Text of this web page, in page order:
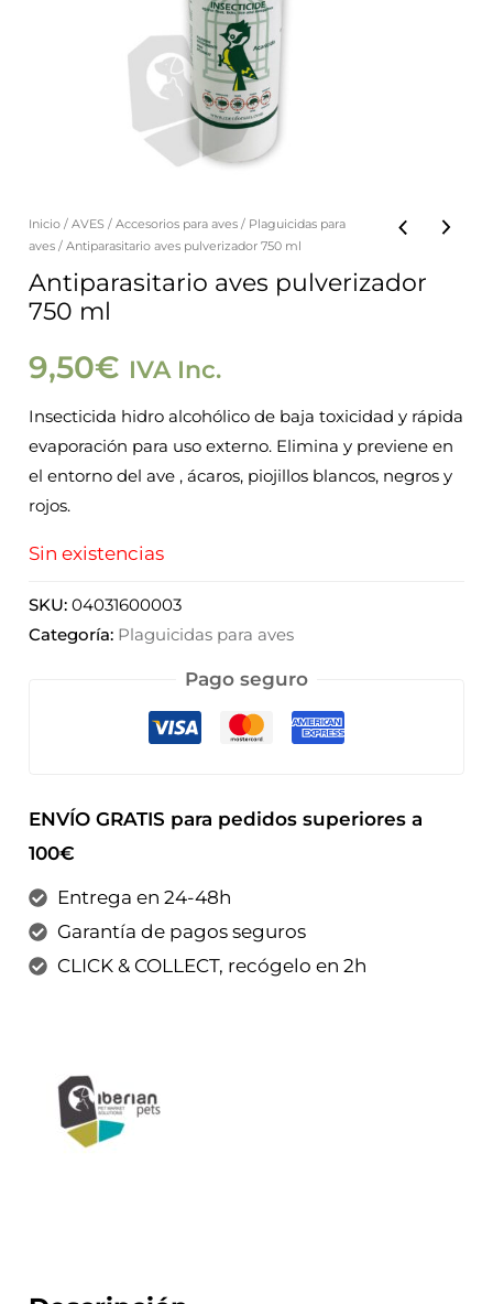
Inicio /AVES /Accesorios para aves / Plaguicidas para
aves / Antiparasitario aves pulverizador 750 ml
Antiparasitario aves pulverizador
750 ml
9,50€ IVA Inc.
Insecticida hidro alcohólico de baja toxicidad y rápida
evaporación para uso externo. Elimina y previene en
el entorno del ave , ácaros, piojillos blancos, negros y
rojos.
Sin existencias
SKU:04031600003
Categoría: Plaguicidas para aves
Pago seguro
ENVÍO GRATIS para pedidos superiores a
100€
Entrega en 24-48h
Garantía de pagos seguros
CLICK & COLLECT, recógelo en 2h